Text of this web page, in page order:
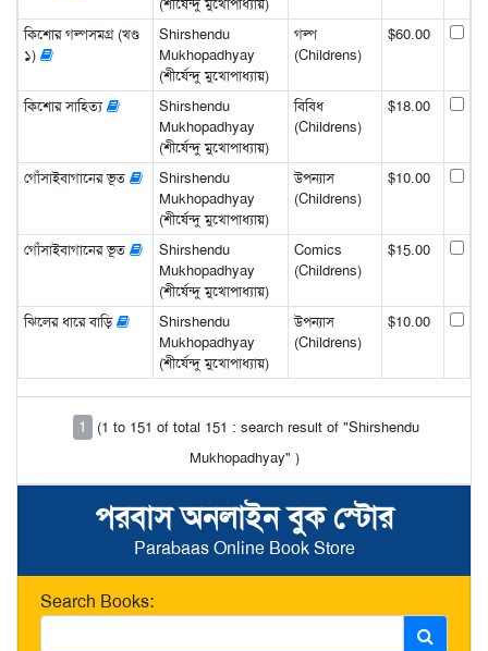
পরবাস অনলাইন বুক স্টোর
Parabaas Online Book Store
Search Books:
(শীর্ষেন্দু মুখোপাধ্যায়)
কিশোর গল্পসমগ্র (খণ্ড
১)
Shirshendu
Mukhopadhyay
(শীর্ষেন্দু মুখোপাধ্যায়)
গল্প
(Childrens)
$60.00
কিশোর সাহিত্য
Shirshendu
Mukhopadhyay
(শীর্ষেন্দু মুখোপাধ্যায়)
বিবিধ
(Childrens)
$18.00
গোঁসাইবাগানের ভূত
Shirshendu
Mukhopadhyay
(শীর্ষেন্দু মুখোপাধ্যায়)
উপন্যাস
(Childrens)
$10.00
গোঁসাইবাগানের ভূত
Shirshendu
Mukhopadhyay
(শীর্ষেন্দু মুখোপাধ্যায়)
Comics
(Childrens)
$15.00
ঝিলের ধারে বাড়ি
Shirshendu
Mukhopadhyay
(শীর্ষেন্দু মুখোপাধ্যায়)
উপন্যাস
(Childrens)
$10.00
1
(1 to 151 of total 151 : search result of "Shirshendu
Mukhopadhyay" )